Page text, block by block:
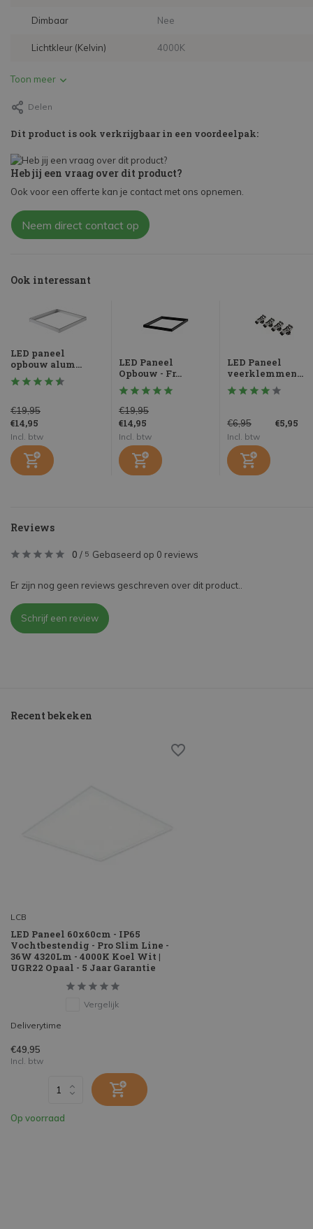
Dimbaar Nee
Lichtkleur (Kelvin) 4000K
Toon meer
Delen
Dit product is ook verkrijgbaar in een voordeelpak:
Heb jij een vraag over dit product?
Ook voor een offerte kan je contact met ons opnemen.
Neem direct contact op
Ook interessant
LED paneel
opbouw alum...
€19,95
€14,95
Incl. btw
LED Paneel
Opbouw - Fr...
€19,95
€14,95
Incl. btw
LED Paneel
veerklemmen...
€6,95 €5,95
Incl. btw
Reviews
0 / 5 Gebaseerd op 0 reviews
Er zijn nog geen reviews geschreven over dit product..
Schrijf een review
Recent bekeken
LCB
LED Paneel 60x60cm - IP65
Vochtbestendig - Pro Slim Line -
36W 4320Lm - 4000K Koel Wit |
UGR22 Opaal - 5 Jaar Garantie
Vergelijk
Deliverytime
€49,95
Incl. btw
Op voorraad